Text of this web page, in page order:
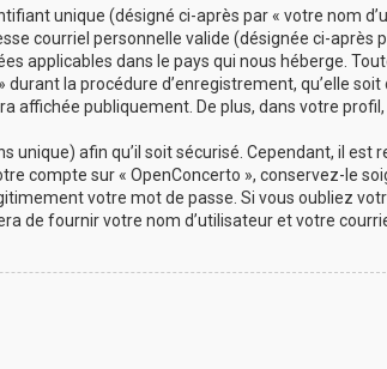
unique (désigné ci-après par « votre nom
courriel personnelle valide (désignée ci-
applicables dans le pays qui nous héberge.
la procédure d’enregistrement, qu’elle
publiquement. De plus, dans votre
unique) afin qu’il soit sécurisé. Cependant, il
compte sur « OpenConcerto », conservez-le
votre mot de passe. Si vous oubliez
de fournir votre nom d’utilisateur et votre